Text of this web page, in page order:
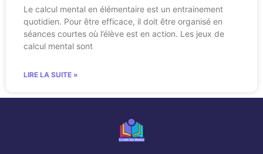
Le calcul mental en élémentaire est un entrainement
quotidien. Pour être efficace, il doit être organisé en
séances courtes où l’élève est en action. Les jeux de
calcul mental sont
LIRE LA SUITE »